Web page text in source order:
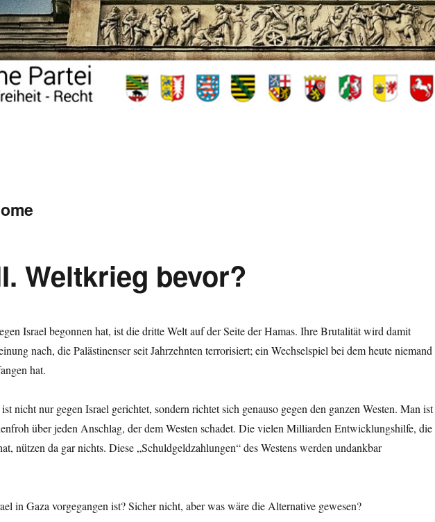
Weltkrieg bevor?
Israel begonnen hat, ist die dritte Welt auf der Seite der Hamas. Ihre Brutalität wird damit
nach, die Palästinenser seit Jahrzehnten terrorisiert; ein Wechselspiel bei dem heute niemand
hat.
nicht nur gegen Israel gerichtet, sondern richtet sich genauso gegen den ganzen Westen. Man ist
über jeden Anschlag, der dem Westen schadet. Die vielen Milliarden Entwicklungshilfe, die
nützen da gar nichts. Diese „Schuldgeldzahlungen“ des Westens werden undankbar
in Gaza vorgegangen ist? Sicher nicht, aber was wäre die Alternative gewesen?